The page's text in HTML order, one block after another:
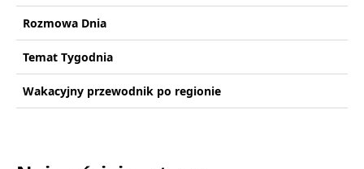
Rozmowa Dnia
Temat Tygodnia
Wakacyjny przewodnik po regionie